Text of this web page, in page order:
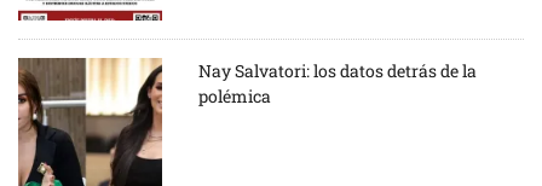
Nay Salvatori: los datos detrás de la
polémica